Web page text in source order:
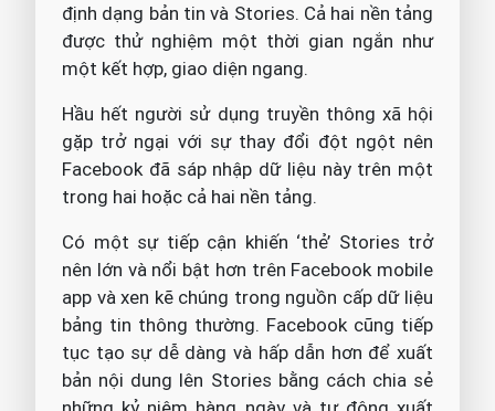
định dạng bản tin và Stories. Cả hai nền tảng
được thử nghiệm một thời gian ngắn như
một kết hợp, giao diện ngang.
Hầu hết người sử dụng truyền thông xã hội
gặp trở ngại với sự thay đổi đột ngột nên
Facebook đã sáp nhập dữ liệu này trên một
trong hai hoặc cả hai nền tảng.
Có một sự tiếp cận khiến ‘thẻ’ Stories trở
nên lớn và nổi bật hơn trên Facebook mobile
app và xen kẽ chúng trong nguồn cấp dữ liệu
bảng tin thông thường. Facebook cũng tiếp
tục tạo sự dễ dàng và hấp dẫn hơn để xuất
bản nội dung lên Stories bằng cách chia sẻ